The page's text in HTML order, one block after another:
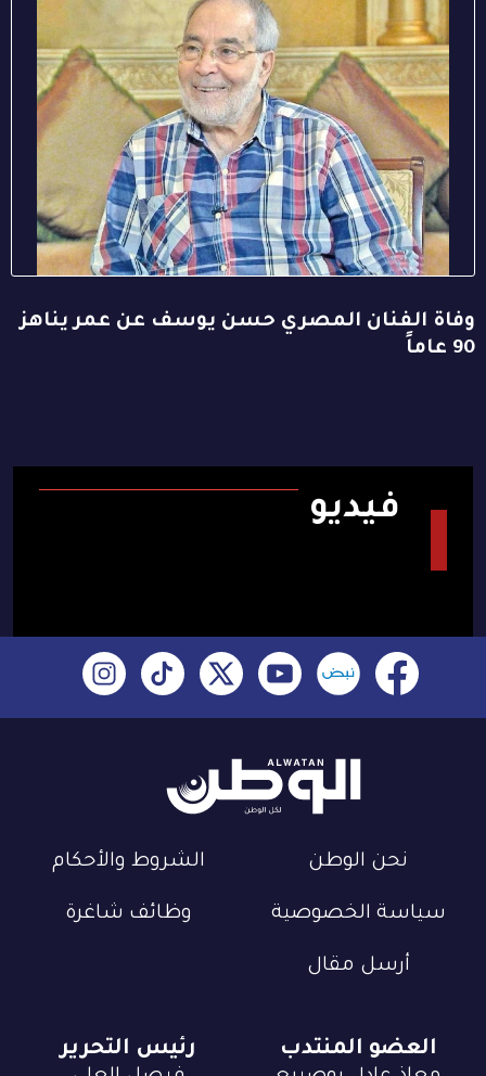
وفاة الفنان المصري حسن يوسف عن عمر يناهز
90 عاماً
فيديو
نحن الوطن الشروط والأحكام
سياسة الخصوصية وظائف شاغرة
أرسل مقال
العضو المنتدب رئيس التحرير